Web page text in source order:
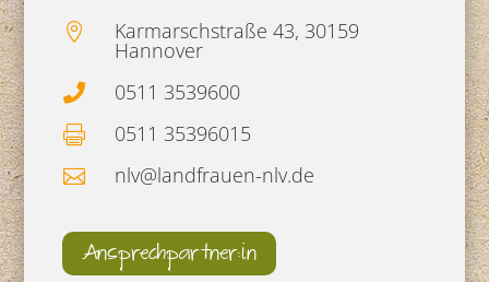
 Karmarschstraße 43, 30159
Hannover
 0511 3539600
 0511 35396015
 nlv@landfrauen-nlv.de
Ansprechpartner:in